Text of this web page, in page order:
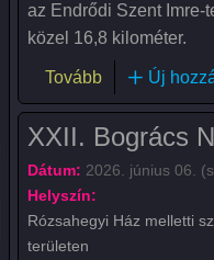
az Endrődi Szent Imre-
közel 16,8 kilométer.
Tovább(Gyalogos
Új
XXII. Bogrács
Dátum: 2026. június 06.
Helyszín:
Rózsahegyi Ház melletti
területen